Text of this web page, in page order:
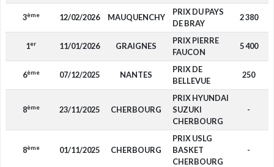
3ème 12/02/2026 MAUQUENCHY
PRIX DU PAYS
DE BRAY
2 380
1er 11/01/2026 GRAIGNES
PRIX PIERRE
FAUCON
5 400
6ème 07/12/2025 NANTES
PRIX DE
BELLEVUE
250
8ème 23/11/2025 CHERBOURG
PRIX HYUNDAI
SUZUKI
CHERBOURG
-
8ème 01/11/2025 CHERBOURG
PRIX USLG
BASKET
CHERBOURG
-